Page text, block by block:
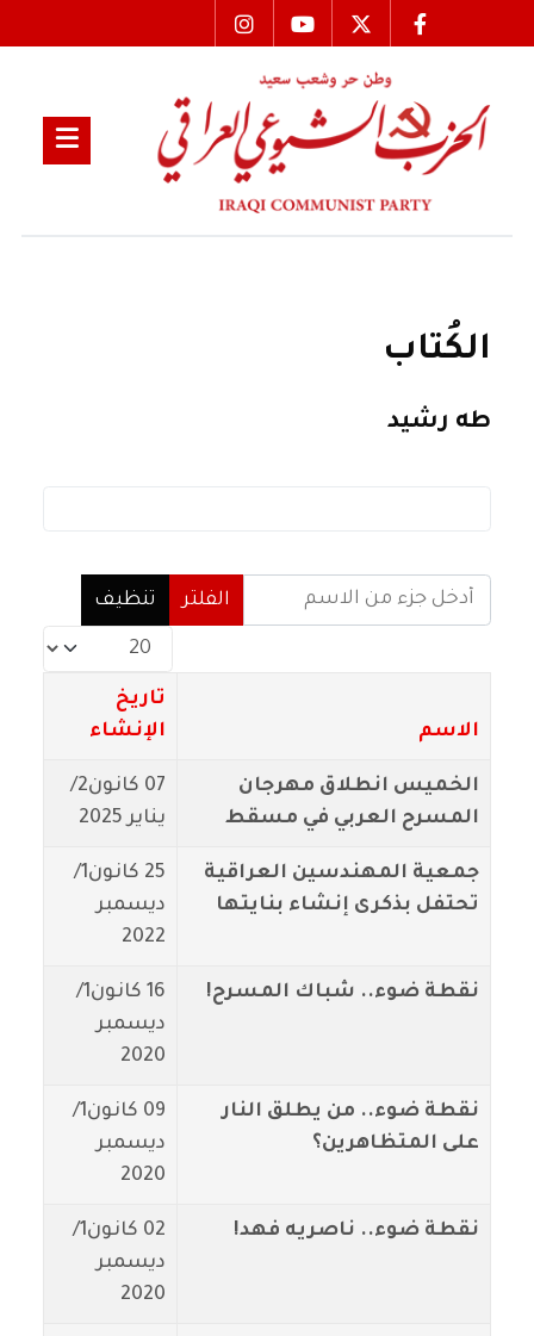
الكُتاب
طه رشيد
أدخل جزء من الاسم
الفلتر
تنظيف
عدد الإظهارات:
الاسم
تاريخ
الإنشاء
الخميس انطلاق مهرجان
المسرح العربي في مسقط
07 كانون2/
يناير 2025
جمعية المهندسين العراقية
تحتفل بذكرى إنشاء بنايتها
25 كانون1/
ديسمبر
2022
نقطة ضوء.. شباك المسرح!
16 كانون1/
ديسمبر
2020
نقطة ضوء.. من يطلق النار
على المتظاهرين؟
09 كانون1/
ديسمبر
2020
نقطة ضوء.. ناصريه فهد!
02 كانون1/
ديسمبر
2020